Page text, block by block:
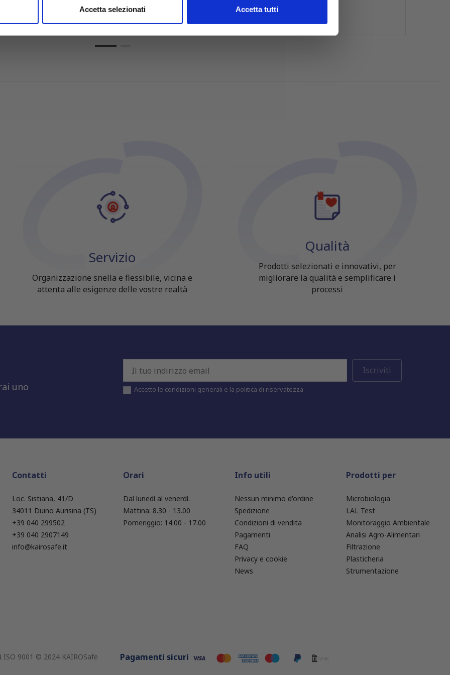
contenuti ed annunci, per fornire funzionalità dei social media e per analizzare il
Accetta selezionati Accetta tutti
Servizio
Organizzazione snella e flessibile, vicina e
attenta alle esigenze delle vostre realtà
Qualità
Prodotti selezionati e innovativi, per
migliorare la qualità e semplificare i
processi
uno Accetto le condizioni generali e la politica di riservatezza
Contatti
Loc. Sistiana, 41/D
34011 Duino Aurisina (TS)
+39 040 299502
+39 040 2907149
info@kairosafe.it
Orari
Dal lunedì al venerdì.
Mattina: 8.30 - 13.00
Pomeriggio: 14.00 - 17.00
Info utili
Nessun minimo d'ordine
Spedizione
Condizioni di vendita
Pagamenti
FAQ
Privacy e cookie
News
Prodotti per
Microbiologia
LAL Test
Monitoraggio Ambientale
Analisi Agro-Alimentari
Filtrazione
Plasticheria
Strumentazione
9001 © 2024 KAIROSafe Pagamenti sicuri